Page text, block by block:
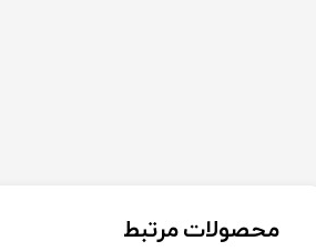
محصولات مرتبط